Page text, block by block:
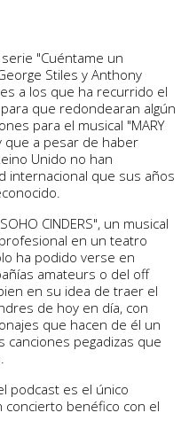
"Cuéntame un
Stiles y Anthony
a los que ha recurrido el
que redondearan algún
para el musical "MARY
y que a pesar de haber
Unido no han
internacional que sus años
CINDERS", un musical
en un teatro
ha podido verse en
amateurs o del off
en su idea de traer el
de hoy en día, con
que hacen de él un
canciones pegadizas que
podcast es el único
concierto benéfico con el